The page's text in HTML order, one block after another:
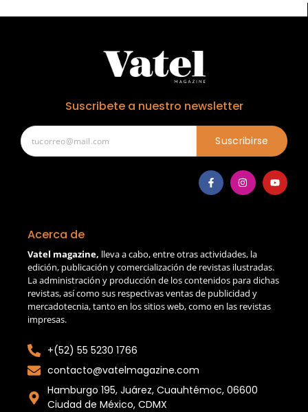
Suscribete a nuestro newsletter
Suscribirse
Acerca de
Vatel magazine, lleva a cabo, entre otras actividades, la
edición, publicación y comercialización de revistas ilustradas.
La administración y producción de los contenidos para dichas
revistas, así como sus respectivas ventas de publicidad y
mercadotecnia, tanto en los sitios web, como en las revistas
impresas.
+(52) 55 5230 1766
contacto@vatelmagazine.com
Hamburgo 195, Juárez, Cuauhtémoc, 06600
Ciudad de México, CDMX